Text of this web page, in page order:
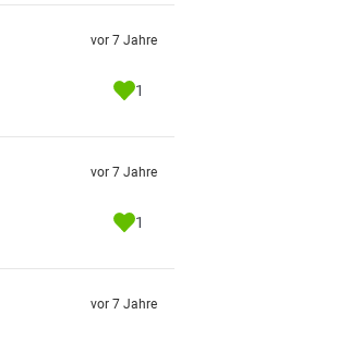
vor 7 Jahre
1
vor 7 Jahre
1
vor 7 Jahre